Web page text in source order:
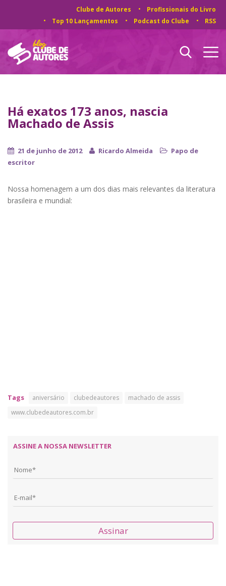
Clube de Autores
Profissionais do Livro
Top 10 Lançamentos
Podcast do Clube RSS
Há exatos 173 anos, nascia
Machado de Assis
21 de junho de 2012 Ricardo Almeida
Papo de
escritor
Nossa homenagem a um dos dias mais relevantes da literatura
brasileira e mundial:
Tags aniversário clubedeautores
machado de assis
www.clubedeautores.com.br
ASSINE A NOSSA NEWSLETTER
Assinar